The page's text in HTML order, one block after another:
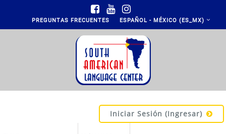
Saltar al contenido principal
PREGUNTAS FRECUENTES ESPAÑOL - MÉXICO ‎(ES_MX)‎
Iniciar Sesión (ingresar)